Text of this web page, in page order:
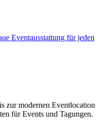
Eventausstattung für jeden
zur modernen Eventlocation
für Events und Tagungen.